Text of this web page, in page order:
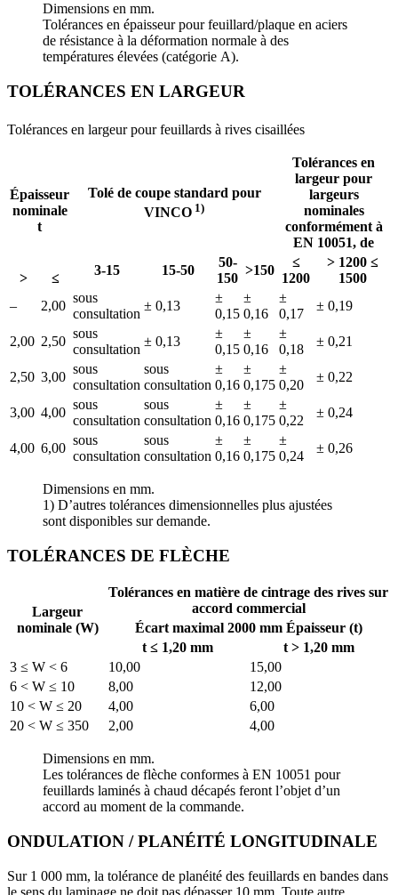
Dimensions en mm.
Tolérances en épaisseur pour feuillard/plaque en aciers
de résistance à la déformation normale à des
températures élevées (catégorie A).
TOLÉRANCES EN LARGEUR
Tolérances en largeur pour feuillards à rives cisaillées
Épaisseur
nominale
t
Tolé de coupe standard pour
VINCO 1)
Tolérances en
largeur pour
largeurs
nominales
conformément à
EN 10051, de
3-15
15-50
50-
150
>150
≤
1200
> 1200 ≤
1500
>
≤
–
2,00
sous
consultation
± 0,13
±
0,15
±
0,16
±
0,17
± 0,19
2,00 2,50
sous
consultation
± 0,13
±
0,15
±
0,16
±
0,18
± 0,21
2,50 3,00
sous
consultation
sous
consultation
±
0,16
±
0,175
±
0,20
± 0,22
3,00 4,00
sous
consultation
sous
consultation
±
0,16
±
0,175
±
0,22
± 0,24
4,00 6,00
sous
consultation
sous
consultation
±
0,16
±
0,175
±
0,24
± 0,26
Dimensions en mm.
1) D’autres tolérances dimensionnelles plus ajustées
sont disponibles sur demande.
TOLÉRANCES DE FLÈCHE
Largeur
nominale (W)
Tolérances en matière de cintrage des rives sur
accord commercial
Écart maximal 2000 mm Épaisseur (t)
t ≤ 1,20 mm
t > 1,20 mm
3 ≤ W < 6
10,00
15,00
6 < W ≤ 10
8,00
12,00
10 < W ≤ 20
4,00
6,00
20 < W ≤ 350
2,00 4,00
Dimensions en mm.
Les tolérances de flèche conformes à EN 10051 pour
feuillards laminés à chaud décapés feront l’objet d’un
accord au moment de la commande.
ONDULATION / PLANÉITÉ LONGITUDINALE
Sur 1 000 mm, la tolérance de planéité des feuillards en bandes dans
le sens du laminage ne doit pas dépasser 10 mm. Toute autre